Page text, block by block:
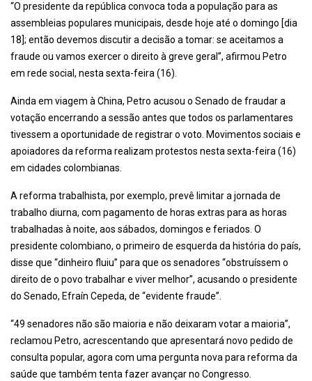
“O presidente da república convoca toda a população para as
assembleias populares municipais, desde hoje até o domingo [dia
18]; então devemos discutir a decisão a tomar: se aceitamos a
fraude ou vamos exercer o direito à greve geral”, afirmou Petro
em rede social, nesta sexta-feira (16).
Ainda em viagem à China, Petro acusou o Senado de fraudar a
votação encerrando a sessão antes que todos os parlamentares
tivessem a oportunidade de registrar o voto. Movimentos sociais e
apoiadores da reforma realizam protestos nesta sexta-feira (16)
em cidades colombianas.
A reforma trabalhista, por exemplo, prevê limitar a jornada de
trabalho diurna, com pagamento de horas extras para as horas
trabalhadas à noite, aos sábados, domingos e feriados. O
presidente colombiano, o primeiro de esquerda da história do país,
disse que “dinheiro fluiu” para que os senadores “obstruíssem o
direito de o povo trabalhar e viver melhor”, acusando o presidente
do Senado, Efraín Cepeda, de “evidente fraude”.
“49 senadores não são maioria e não deixaram votar a maioria”,
reclamou Petro, acrescentando que apresentará novo pedido de
consulta popular, agora com uma pergunta nova para reforma da
saúde que também tenta fazer avançar no Congresso.